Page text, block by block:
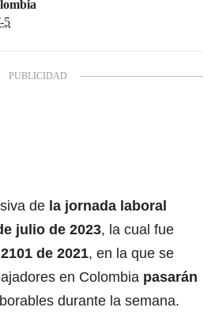
5
de la jornada laboral
julio de 2023, la cual fue
de 2021, en la que se
en Colombia pasarán
durante la semana.